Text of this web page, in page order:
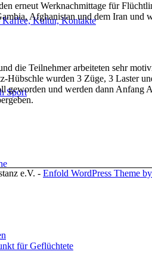
Kaffee, Kultur, Kontakte
Sport
erneut Werknachmittage für
Afghanistan und dem Iran und
die Teilnehmer arbeiteten sehr
Hübschle wurden 3 Züge, 3 Laster
geworden und werden dann Anfang
e.V. - Enfold WordPress Theme
für Geflüchtete